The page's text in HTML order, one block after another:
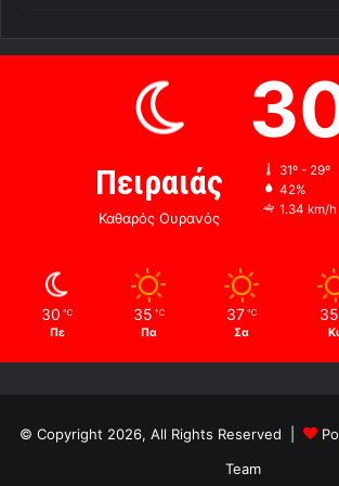
Πειραιάς
Καθαρός Ουρανός
31º - 29º
42%
1.34 km/h
30 ℃
Πε
35 ℃
Πα
37 ℃
Σα
35
© Copyright 2026, All Rights Reserved |
Team